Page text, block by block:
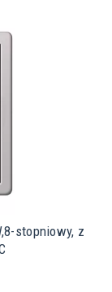
stopniowy, z